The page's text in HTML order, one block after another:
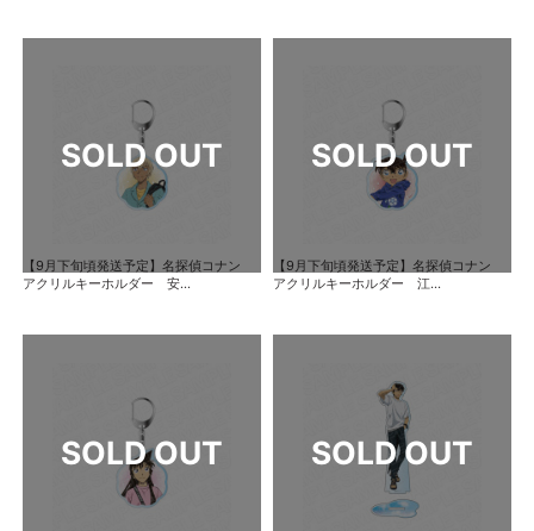
【9月下旬頃発送予定】名探偵コナン
アクリルキーホルダー 安...
【9月下旬頃発送予定】名探偵コナン
アクリルキーホルダー 江...